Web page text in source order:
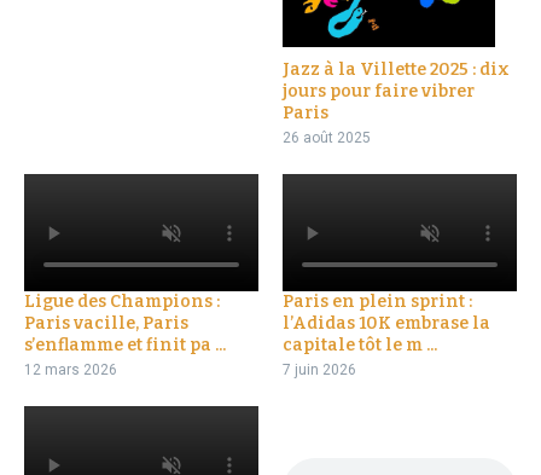
Jazz à la Villette 2025 : dix
jours pour faire vibrer
Paris
26 août 2025
Ligue des Champions :
Paris vacille, Paris
s’enflamme et finit pa ...
12 mars 2026
Paris en plein sprint :
l’Adidas 10K embrase la
capitale tôt le m ...
7 juin 2026